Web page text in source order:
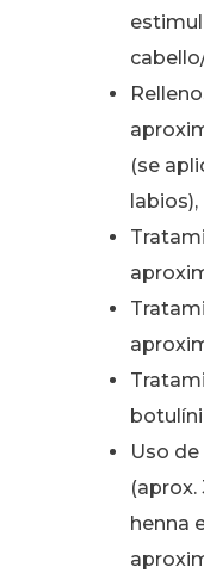
(se
labios),
Uso
(aprox.
henna